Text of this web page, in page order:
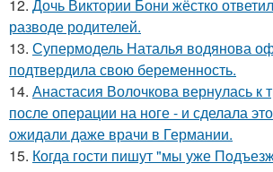
12. Дочь Виктории Бони жёстко
разводе родителей.
13. Супермодель Наталья водянова
подтвердила свою беременность.
14. Анастасия Волочкова вернулась к
после операции на ноге - и сделала
ожидали даже врачи в Германии.
15. Когда гости пишут "мы уже